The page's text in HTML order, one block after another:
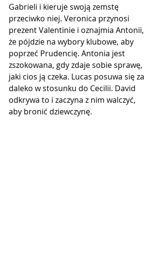
Gabrieli i kieruje swoją zemstę
przeciwko niej. Veronica przynosi
prezent Valentinie i oznajmia Antonii,
że pójdzie na wybory klubowe, aby
poprzeć Prudencię. Antonia jest
zszokowana, gdy zdaje sobie sprawę,
jaki cios ją czeka. Lucas posuwa się za
daleko w stosunku do Cecilii. David
odkrywa to i zaczyna z nim walczyć,
aby bronić dziewczynę.